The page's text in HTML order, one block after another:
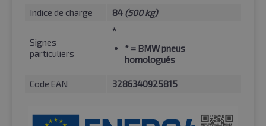
Indice de charge
84 (500 kg)
Signes
particuliers
*
* = BMW pneus
homologués
Code EAN 3286340925815